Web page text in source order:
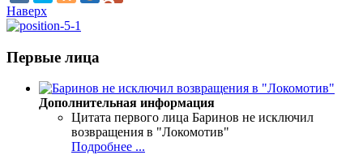
Наверх
Первые лица
Дополнительная информация
Цитата первого лица Баринов не исключил
возвращения в "Локомотив"
Подробнее ...